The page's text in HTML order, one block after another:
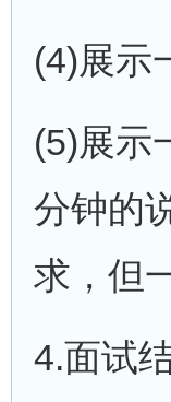
(4)展示
(5)展示
分钟的
求，但
4.面试